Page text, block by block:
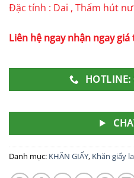
Đặc tính : Dai , Thấm hút
Liên hệ ngay nhận ngay giá
Danh mục: KHĂN GIẤY, Khăn giấy